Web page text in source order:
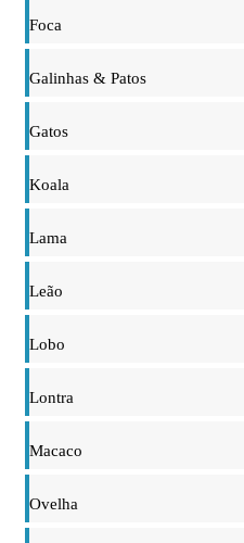
Foca
Galinhas & Patos
Gatos
Koala
Lama
Leão
Lobo
Lontra
Macaco
Ovelha